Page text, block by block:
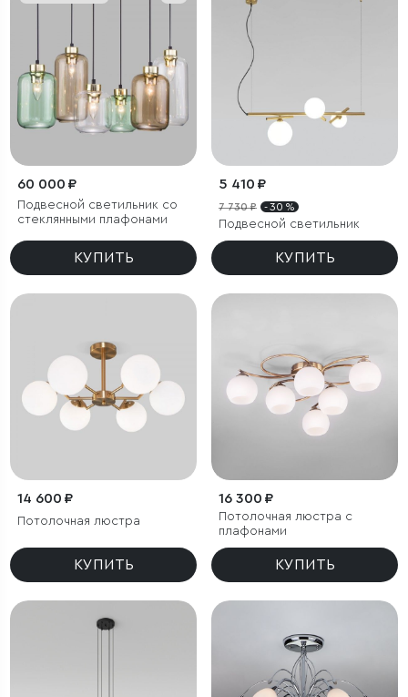
60 000 ₽
Подвесной светильник со
стеклянными плафонами
КУПИТЬ
5 410 ₽
7 730 ₽ - 30 %
Подвесной светильник
КУПИТЬ
14 600 ₽
Потолочная люстра
КУПИТЬ
16 300 ₽
Потолочная люстра с
плафонами
КУПИТЬ